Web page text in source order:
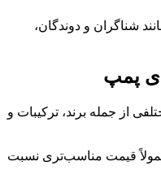
شناگران و دوندگان،
پمپ
از جمله برند، ترکیبات و
قیمت مناسب‌تری نسبت